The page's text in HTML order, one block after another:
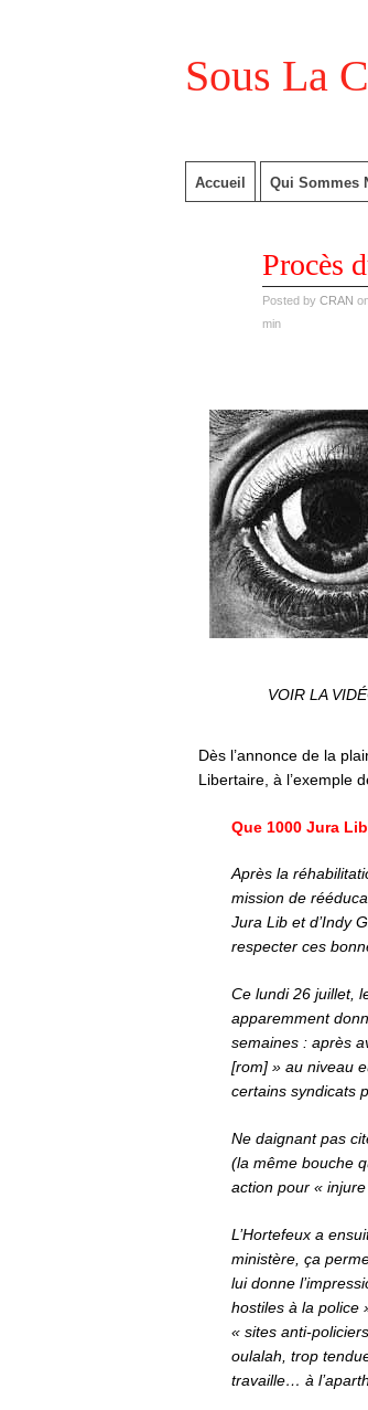
Sous La
Accueil Qui Sommes
Procès
Posted by CRAN
min
VOIR LA
Dès l’annonce de la
Libertaire, à l’exemple
Que 1000 Jura
Après la
mission de
Jura Lib et d’Indy
respecter ces
Ce lundi 26 juillet,
apparemment
semaines : après
[rom] » au niveau
certains syndicats
Ne daignant pas
(la même bouche
action pour «
L’Hortefeux a
ministère, ça
lui donne
hostiles à la police
« sites anti-
oulalah, trop
travaille… à